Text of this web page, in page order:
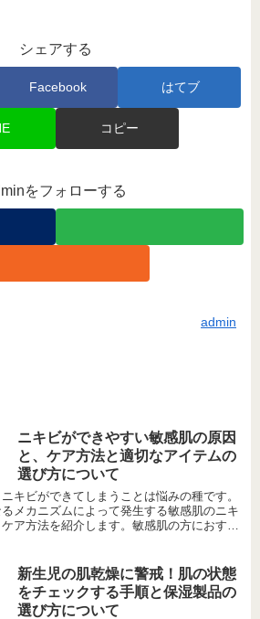
シェアする
Facebook はてブ
コピー
をフォローする
admin
ニキビができやすい敏感肌の原因
と、ケア方法と適切なアイテムの
選び方について
キビができてしまうことは悩みの種です。
メカニズムによって発生する敏感肌のニキ
ア方法を紹介します。敏感肌の方におすす
新生児の肌乾燥に警戒！肌の状態
をチェックする手順と保湿製品の
選び方について